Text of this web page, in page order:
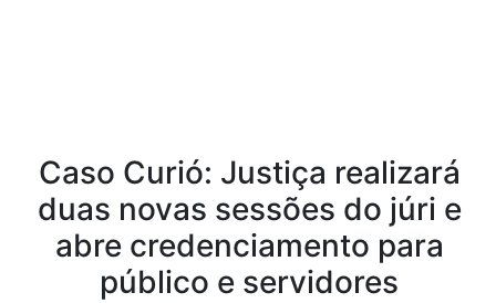
Caso Curió: Justiça realizará
duas novas sessões do júri e
abre credenciamento para
público e servidores